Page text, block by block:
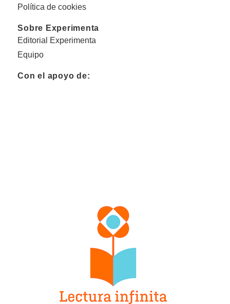
Política de cookies
Sobre Experimenta
Editorial Experimenta
Equipo
Con el apoyo de: